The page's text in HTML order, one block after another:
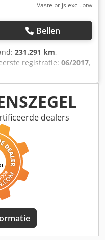
Vaste prijs excl. btw
Bellen
231.291 km,
registratie: 06/2017,
keuring (TÜV):11/2026,
,
ABS, airconditioning
* ESP * Actief
Radio * Boordcomputer
* Cruisecontrol *
raambediening
Spiegelsverwarming *
* Achterruit *
Stoelverwarming *
* Stuurhoeken * AP-
rechts * 16
luchtvering *
rem: High Performance
:!Draaistraal 12 m!----
dealers